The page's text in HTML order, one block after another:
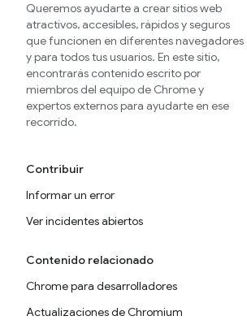
Queremos ayudarte a crear sitios web
atractivos, accesibles, rápidos y seguros
que funcionen en diferentes navegadores
y para todos tus usuarios. En este sitio,
encontrarás contenido escrito por
miembros del equipo de Chrome y
expertos externos para ayudarte en ese
recorrido.
Contribuir
Informar un error
Ver incidentes abiertos
Contenido relacionado
Chrome para desarrolladores
Actualizaciones de Chromium